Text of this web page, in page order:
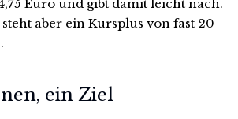
Euro und gibt damit leicht nach.
aber ein Kursplus von fast 20
ein Ziel